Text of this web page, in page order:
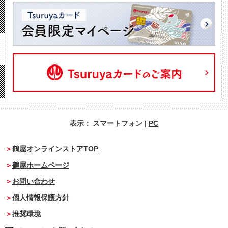
表示： スマートフォン | PC
鶴屋オンラインストアTOP
鶴屋ホームページ
お問い合わせ
個人情報保護方針
推奨環境